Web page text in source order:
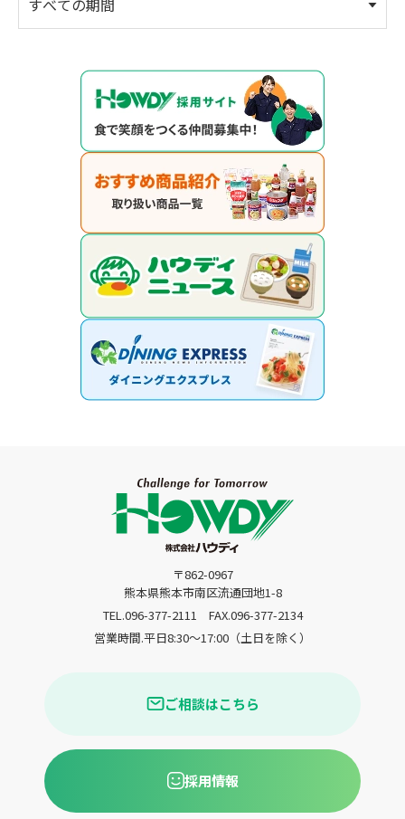
〒862-0967
熊本県熊本市南区流通団地1-8
TEL.096-377-2111
FAX.096-377-2134
営業時間.平日8:30〜17:00（土日を除く）
ご相談はこちら
採用情報